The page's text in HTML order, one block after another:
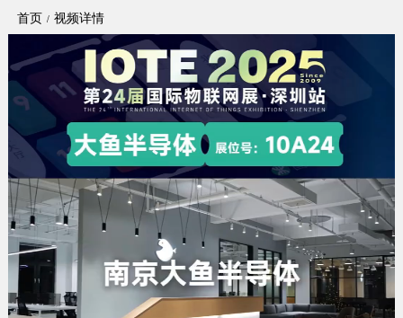
首页 视频详情